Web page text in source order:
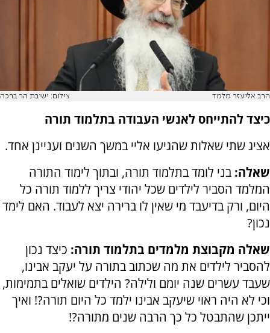
הרב אליעזר מלמד צילום: ישיבת הר ברכה
כיצד להתייחס לאנשי העבודה בתלמוד תורה
אציג שתי שאלות שהגיעו אליי במשך השנים ועניינן אחד.
שאלה: בני לומד בתלמוד תורה, ובתוך לימוד התורה
המלמד הסביר לילדים שכל יהודי צריך ללמוד תורה כל
היום, ורק בדיעבד מי שאין לו ברירה יצא לעבוד. האם לימד
נכון?
שאלה מקבוצת מלמדים בתלמוד תורה: כיצד נכון
להסביר לילדים את מה שכתוב בתורה על יעקב אבינו,
שעבד עשרים שנה יומם ולילה? הילדים שואלים בתמימות,
וכי לא היה ראוי שיעקב אבינו ילמד כל היום תורה?! ואיך
ייתכן שהתבטל כל כך הרבה שנים מתורה?!